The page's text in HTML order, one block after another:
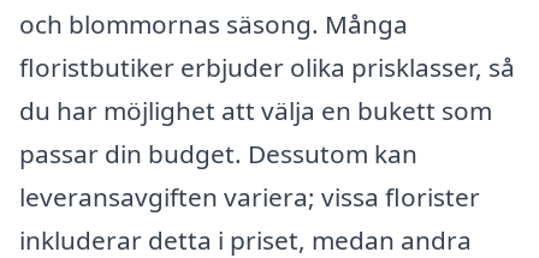
och blommornas säsong. Många
floristbutiker erbjuder olika prisklasser, så
du har möjlighet att välja en bukett som
passar din budget. Dessutom kan
leveransavgiften variera; vissa florister
inkluderar detta i priset, medan andra